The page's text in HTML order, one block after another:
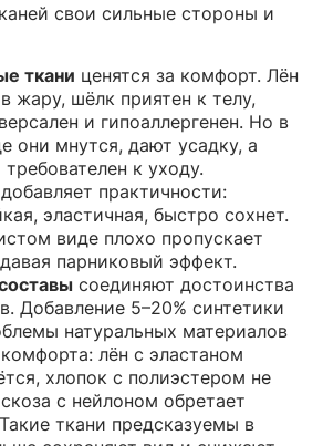
свои сильные стороны и
ткани ценятся за комфорт. Лён
жару, шёлк приятен к телу,
и гипоаллергенен. Но в
они мнутся, дают усадку, а
к уходу.
добавляет практичности:
эластичная, быстро сохнет.
виде плохо пропускает
парниковый эффект.
соединяют достоинства
Добавление 5–20% синтетики
натуральных материалов
лён с эластаном
хлопок с полиэстером не
с нейлоном обретает
ткани предсказуемы в